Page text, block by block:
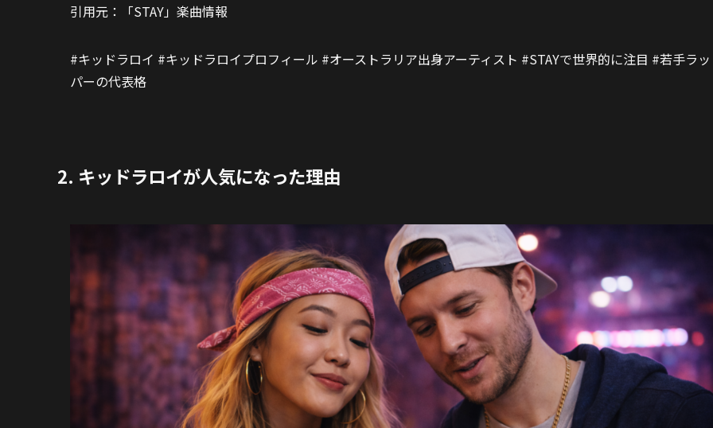
引用元：「STAY」楽曲情報
#キッドラロイ #キッドラロイプロフィール #オーストラリア出身アーティスト #STAYで世界的に注目 #若手ラッ
パーの代表格
2. キッドラロイが人気になった理由